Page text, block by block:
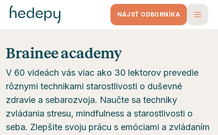
NÁJSŤ ODBORNÍKA
Brainee academy
V 60 videách vás viac ako 30 lektorov prevedie
rôznymi technikami starostlivosti o duševné
zdravie a sebarozvoja. Naučte sa techniky
zvládania stresu, mindfulness a starostlivosti o
seba. Zlepšite svoju prácu s emóciami a zvládaním